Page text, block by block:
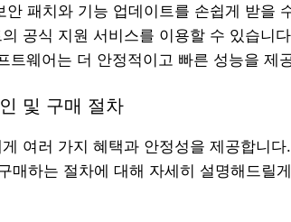
안 패치와 기능 업데이트를 손쉽게 받을
공식 지원 서비스를 이용할 수 있습니
트웨어는 더 안정적이고 빠른 성능을 제
및 구매 절차
여러 가지 혜택과 안정성을 제공합니
매하는 절차에 대해 자세히 설명해드릴